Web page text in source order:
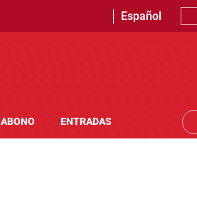
Español
ABONO ENTRADAS